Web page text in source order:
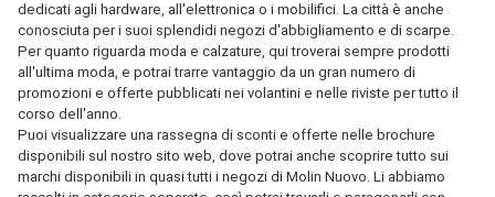
dedicati agli hardware, all'elettronica o i mobilifici. La città è anche
conosciuta per i suoi splendidi negozi d'abbigliamento e di scarpe.
Per quanto riguarda moda e calzature, qui troverai sempre prodotti
all'ultima moda, e potrai trarre vantaggio da un gran numero di
promozioni e offerte pubblicati nei volantini e nelle riviste per tutto il
corso dell'anno.
Puoi visualizzare una rassegna di sconti e offerte nelle brochure
disponibili sul nostro sito web, dove potrai anche scoprire tutto sui
marchi disponibili in quasi tutti i negozi di Molin Nuovo. Li abbiamo